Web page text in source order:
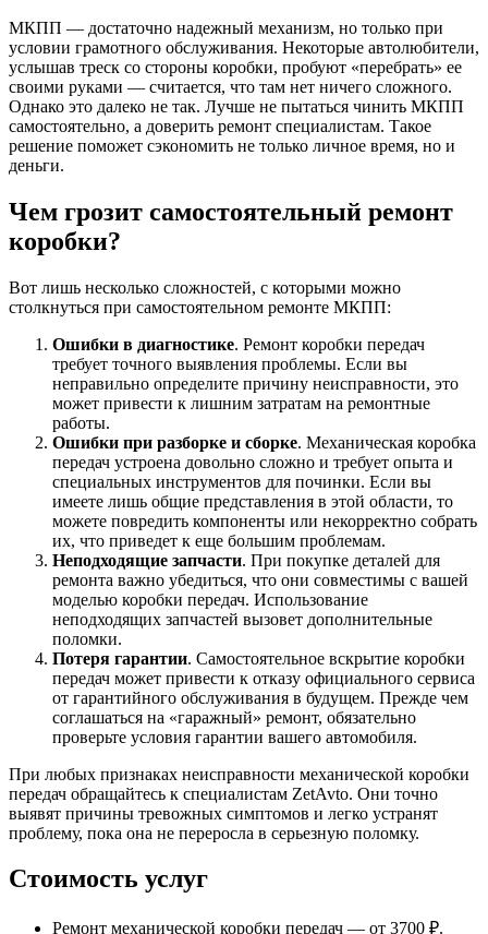
МКПП — достаточно надежный механизм, но только при
условии грамотного обслуживания. Некоторые автолюбители,
услышав треск со стороны коробки, пробуют «перебрать» ее
своими руками — считается, что там нет ничего сложного.
Однако это далеко не так. Лучше не пытаться чинить МКПП
самостоятельно, а доверить ремонт специалистам. Такое
решение поможет сэкономить не только личное время, но и
деньги.
Чем грозит самостоятельный ремонт
коробки?
Вот лишь несколько сложностей, с которыми можно
столкнуться при самостоятельном ремонте МКПП:
Ошибки в диагностике. Ремонт коробки передач
требует точного выявления проблемы. Если вы
неправильно определите причину неисправности, это
может привести к лишним затратам на ремонтные
работы.
Ошибки при разборке и сборке. Механическая коробка
передач устроена довольно сложно и требует опыта и
специальных инструментов для починки. Если вы
имеете лишь общие представления в этой области, то
можете повредить компоненты или некорректно собрать
их, что приведет к еще большим проблемам.
Неподходящие запчасти. При покупке деталей для
ремонта важно убедиться, что они совместимы с вашей
моделью коробки передач. Использование
неподходящих запчастей вызовет дополнительные
поломки.
Потеря гарантии. Самостоятельное вскрытие коробки
передач может привести к отказу официального сервиса
от гарантийного обслуживания в будущем. Прежде чем
соглашаться на «гаражный» ремонт, обязательно
проверьте условия гарантии вашего автомобиля.
При любых признаках неисправности механической коробки
передач обращайтесь к специалистам ZetAvto. Они точно
выявят причины тревожных симптомов и легко устранят
проблему, пока она не переросла в серьезную поломку.
Стоимость услуг
Ремонт механической коробки передач — от 3700 ₽.